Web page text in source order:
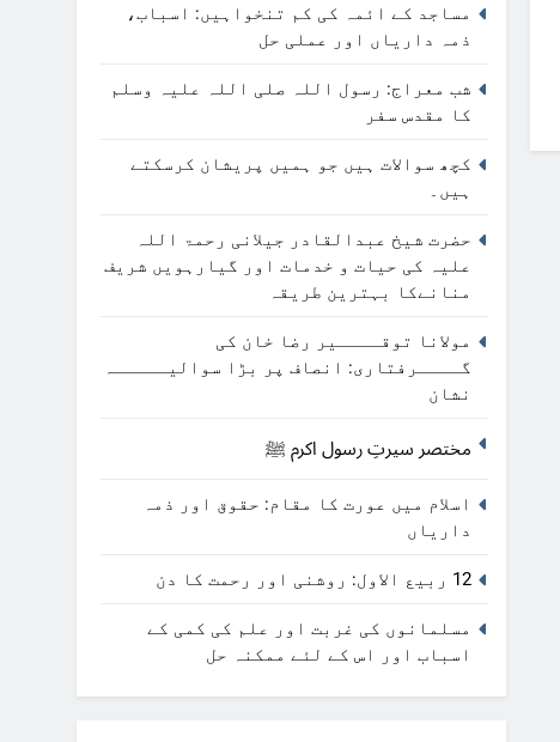
مساجد کے ائمہ کی کم تنخواہیں: اسباب،
ذمہ داریاں اور عملی حل
شب معراج: رسول اللہ صلی اللہ علیہ وسلم
کا مقدس سفر
کچھ سوالات ہیں جو ہمیں پریشان کرسکتے
ہیں۔
حضرت شیخ عبدالقادر جیلانی رحمۃ اللہ
علیہ کی حیات و خدمات اور گیارہویں شریف
منانےکا بہترین طریقہ
مولانا توقــــیر رضا خان کی
گــــرفتاری: انصاف پر بڑا سوالیـــــہ
نشان
مختصر سیرتِ رسول اکرم ﷺ
اسلام میں عورت کا مقام: حقوق اور ذمہ
داریاں
12 ربیع الاول: روشنی اور رحمت کا دن
مسلمانوں کی غربت اور علم کی کمی کے
اسباب اور اس کے لئے ممکنہ حل